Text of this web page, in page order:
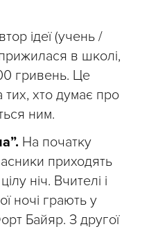
ідеї (учень /
в школі,
гривень. Це
тих, хто думає про
ним.
На початку
приходять
ніч. Вчителі і
ночі грають у
Байяр. З другої